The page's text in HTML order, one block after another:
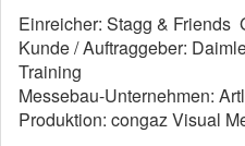
Einreicher: Stagg & Friends
Kunde / Auftraggeber:
Training
Messebau-Unternehmen:
Produktion: congaz Visual